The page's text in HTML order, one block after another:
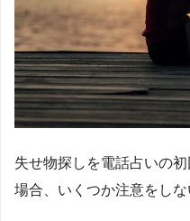
失せ物探しを電話占いの
場合、いくつか注意をし